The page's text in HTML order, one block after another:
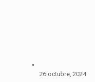
26 octubre, 2024